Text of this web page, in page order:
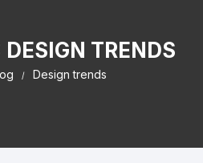
DESIGN TRENDS
Design trends